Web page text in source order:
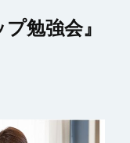
勉強会』